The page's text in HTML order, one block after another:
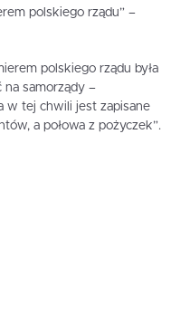
polskiego rządu” –
polskiego rządu była
na samorządy –
w tej chwili jest zapisane
a połowa z pożyczek”.